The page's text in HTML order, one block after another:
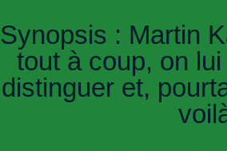
Synopsis : Martin
tout à coup, on
distinguer et,